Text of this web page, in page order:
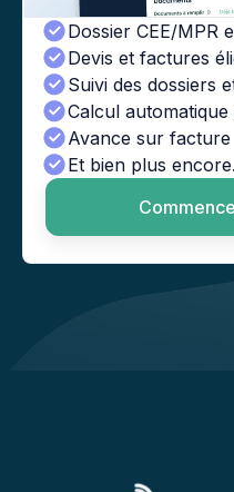
Dossier CEE/MPR
Devis et factures
Suivi des dossiers
Calcul automatique
Avance sur facture
Et bien plus encore.